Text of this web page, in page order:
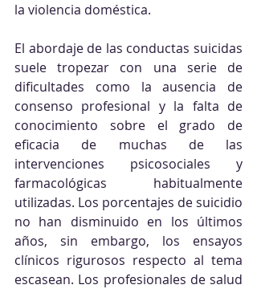
la violencia doméstica.
El abordaje de las conductas suicidas
suele tropezar con una serie de
dificultades como la ausencia de
consenso profesional y la falta de
conocimiento sobre el grado de
eficacia de muchas de las
intervenciones psicosociales y
farmacológicas habitualmente
utilizadas. Los porcentajes de suicidio
no han disminuido en los últimos
años, sin embargo, los ensayos
clínicos rigurosos respecto al tema
escasean. Los profesionales de salud